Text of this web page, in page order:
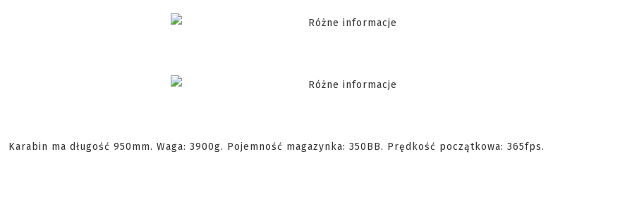
Karabin ma długość 950mm. Waga: 3900g. Pojemność magazynka: 350BB. Prędkość początkowa: 365fps.